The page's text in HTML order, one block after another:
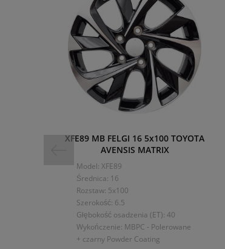
XFE89 MB FELGI 16 5x100 TOYOTA
AVENSIS MATRIX
Model: XFE89
Średnica: 16
Rozstaw: 5x100
Szerokość: 6.5
Głębokość osadzenia (ET): 40
Wykończenie: MBPC - Polerowane
+ czarny Powder Coating